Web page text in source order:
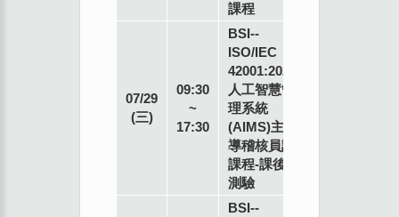
課程
07/29
(三)
09:30
~
17:30
BSI--
ISO/IEC
42001:2023
人工智慧管
理系統
(AIMS)主
導稽核員訓
課程-課後
測驗
BSI--